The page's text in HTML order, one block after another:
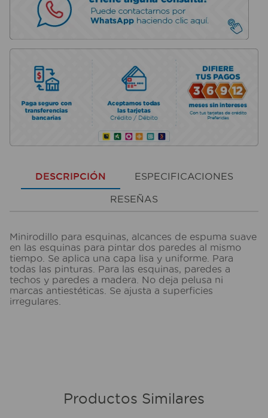
DESCRIPCIÓN ESPECIFICACIONES
RESEÑAS
Minirodillo para esquinas, alcances de espuma suave
en las esquinas para pintar dos paredes al mismo
tiempo. Se aplica una capa lisa y uniforme. Para
todas las pinturas. Para las esquinas, paredes a
techos y paredes a madera. No deja pelusa ni
marcas antiestéticas. Se ajusta a superficies
irregulares.
Productos Similares